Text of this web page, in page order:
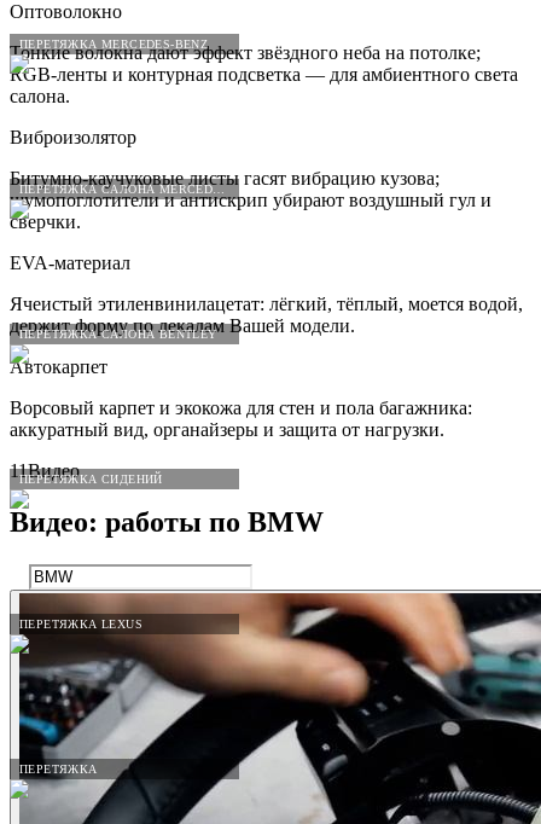
ПЕРЕТЯЖКА MERCEDES-BENZ
ПЕРЕТЯЖКА САЛОНА MERCEDES-BENZ
ПЕРЕТЯЖКА САЛОНА BENTLEY
ПЕРЕТЯЖКА СИДЕНИЙ
ПЕРЕТЯЖКА LEXUS
ПЕРЕТЯЖКА
Оптоволокно
Тонкие волокна дают эффект звёздного неба на потолке;
RGB-ленты и контурная подсветка — для амбиентного света
салона.
Виброизолятор
Битумно-каучуковые листы гасят вибрацию кузова;
шумопоглотители и антискрип убирают воздушный гул и
сверчки.
EVA-материал
Ячеистый этиленвинилацетат: лёгкий, тёплый, моется водой,
держит форму по лекалам Вашей модели.
Автокарпет
Ворсовый карпет и экокожа для стен и пола багажника:
аккуратный вид, органайзеры и защита от нагрузки.
11Видео
Видео: работы по BMW